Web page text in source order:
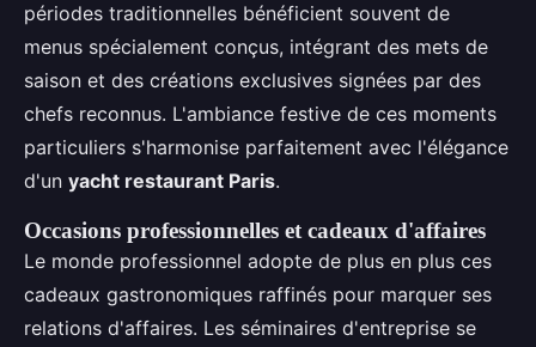
périodes traditionnelles bénéficient souvent de
menus spécialement conçus, intégrant des mets de
saison et des créations exclusives signées par des
chefs reconnus. L'ambiance festive de ces moments
particuliers s'harmonise parfaitement avec l'élégance
d'un yacht restaurant Paris.
Occasions professionnelles et cadeaux d'affaires
Le monde professionnel adopte de plus en plus ces
cadeaux gastronomiques raffinés pour marquer ses
relations d'affaires. Les séminaires d'entreprise se